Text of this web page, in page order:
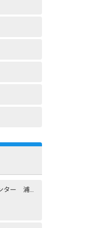
埼玉カンファレンスセンター 浦和：八千代ビル